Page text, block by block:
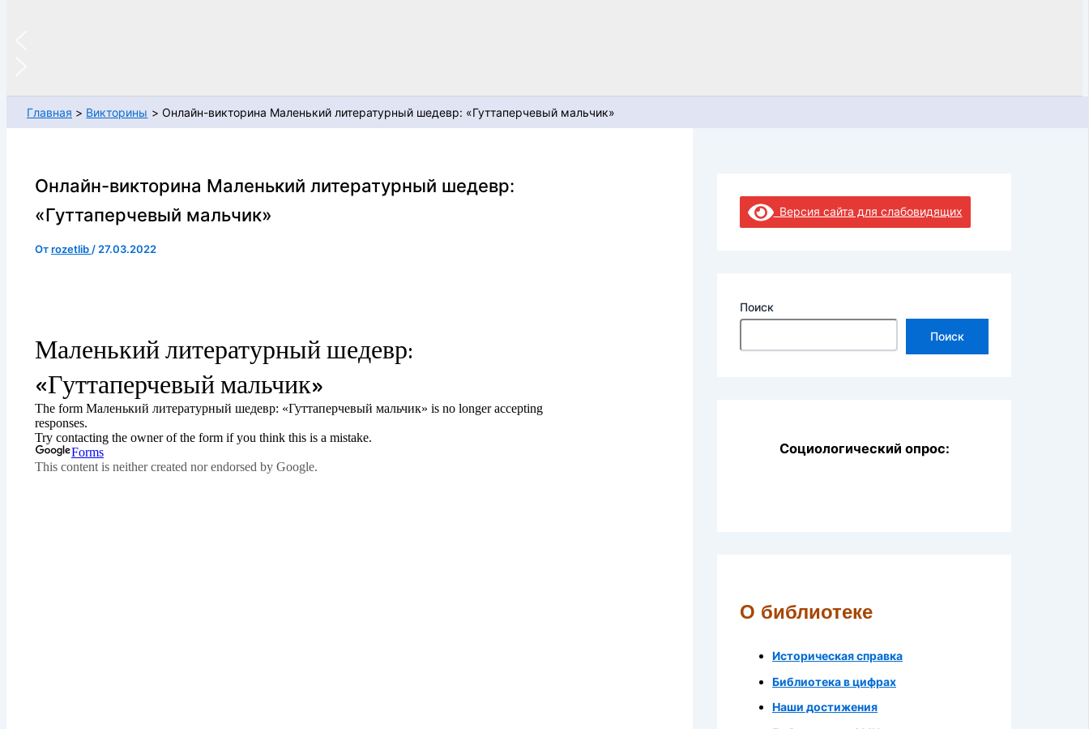
Главная Викторины Онлайн-викторина Маленький литературный шедевр: «Гуттаперчевый мальчик»
Онлайн-викторина Маленький литературный шедевр:
«Гуттаперчевый мальчик»
Отrozetlib / 27.03.2022
Версия сайта для слабовидящих
Поиск
Поиск
Социологический опрос:
О библиотеке
Историческая справка
Библиотека в цифрах
Наши достижения